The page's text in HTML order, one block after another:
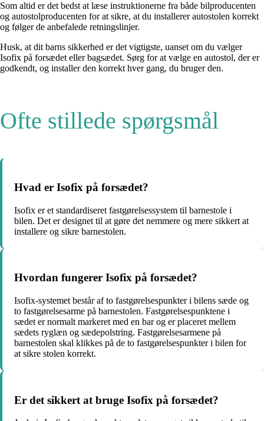
Som altid er det bedst at læse instruktionerne fra både bilproducenten
og autostolproducenten for at sikre, at du installerer autostolen korrekt
og følger de anbefalede retningslinjer.
Husk, at dit barns sikkerhed er det vigtigste, uanset om du vælger
Isofix på forsædet eller bagsædet. Sørg for at vælge en autostol, der er
godkendt, og installer den korrekt hver gang, du bruger den.
Ofte stillede spørgsmål
Hvad er Isofix på forsædet?
Isofix er et standardiseret fastgørelsessystem til barnestole i
bilen. Det er designet til at gøre det nemmere og mere sikkert at
installere og sikre barnestolen.
Hvordan fungerer Isofix på forsædet?
Isofix-systemet består af to fastgørelsespunkter i bilens sæde og
to fastgørelsesarme på barnestolen. Fastgørelsespunktene i
sædet er normalt markeret med en bar og er placeret mellem
sædets ryglæn og sædepolstring. Fastgørelsesarmene på
barnestolen skal klikkes på de to fastgørelsespunkter i bilen for
at sikre stolen korrekt.
Er det sikkert at bruge Isofix på forsædet?